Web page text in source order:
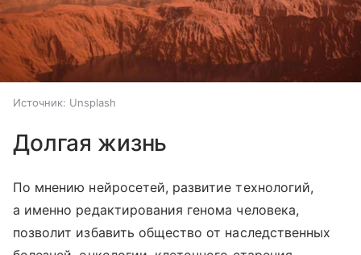
Источник: Unsplash
Долгая жизнь
По мнению нейросетей, развитие технологий,
а именно редактирования генома человека,
позволит избавить общество от наследственных